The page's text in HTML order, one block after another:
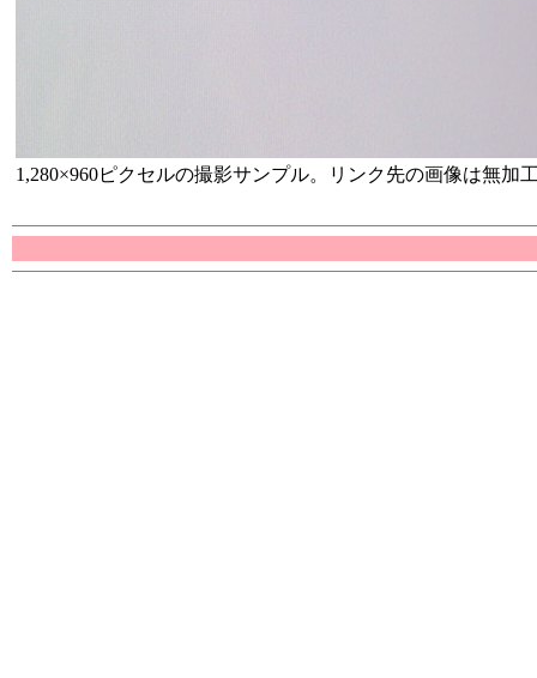
1,280×960ピクセルの撮影サンプル。リンク先の画像は無加